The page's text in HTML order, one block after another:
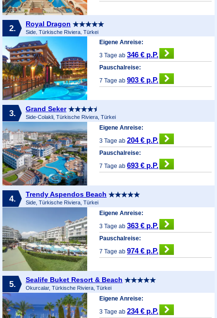
2. Royal Dragon
Side, Türkische Riviera, Türkei
Eigene Anreise:
3 Tage ab346 € p.P.
Pauschalreise:
7 Tage ab903 € p.P.
3. Grand Seker
Side-Colakli, Türkische Riviera, Türkei
Eigene Anreise:
3 Tage ab204 € p.P.
Pauschalreise:
7 Tage ab693 € p.P.
4. Trendy Aspendos Beach
Side, Türkische Riviera, Türkei
Eigene Anreise:
3 Tage ab363 € p.P.
Pauschalreise:
7 Tage ab974 € p.P.
5. Sealife Buket Resort & Beach
Okurcalar, Türkische Riviera, Türkei
Eigene Anreise:
3 Tage ab234 € p.P.